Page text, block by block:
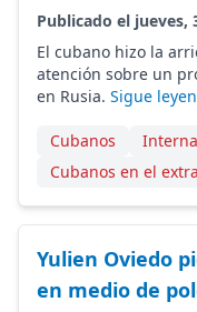
Publicado el jueves,
El cubano hizo la
atención sobre un
en Rusia. Sigue
Cubanos
Cubanos en el
Yulien Oviedo
en medio de